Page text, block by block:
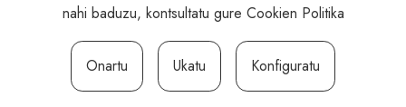
Cookie politika
Salaketa kanala
nahi baduzu, kontsultatu gure Cookien Politika
Onartu Ukatu Konfiguratu